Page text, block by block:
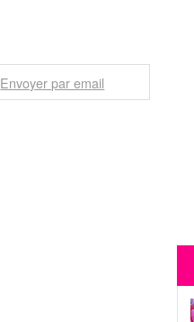
Envoyer par email